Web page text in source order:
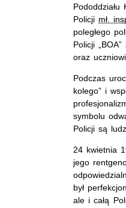
Pododdziału
Policji mł.
poległego
Policji
oraz
Podczas
kolego” i
symbolu
Policji są
24 kwietnia
jego
był
ale i całą